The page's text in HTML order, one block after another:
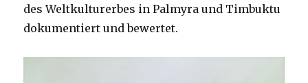
des Weltkulturerbes in Palmyra und Timbuktu
dokumentiert und bewertet.